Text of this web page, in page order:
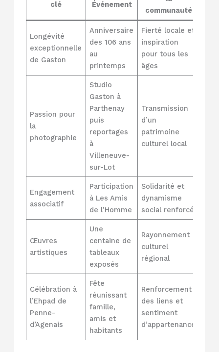
clé Événement
communauté
Longévité
exceptionnelle
de Gaston
Anniversaire
des 106 ans
au
printemps
Fierté locale et
inspiration
pour tous les
âges
Passion pour
la
photographie
Studio
Gaston à
Parthenay
puis
reportages
à
Villeneuve-
sur-Lot
Transmission
d’un
patrimoine
culturel local
Engagement
associatif
Participation
à Les Amis
de l’Homme
Solidarité et
dynamisme
social renforcé
Œuvres
artistiques
Une
centaine de
tableaux
exposés
Rayonnement
culturel
régional
Célébration à
l’Ehpad de
Penne-
d’Agenais
Fête
réunissant
famille,
amis et
habitants
Renforcement
des liens et
sentiment
d’appartenance